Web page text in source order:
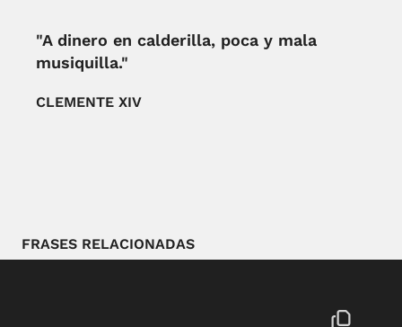
"A dinero en calderilla, poca y mala
musiquilla."
CLEMENTE XIV
FRASES RELACIONADAS